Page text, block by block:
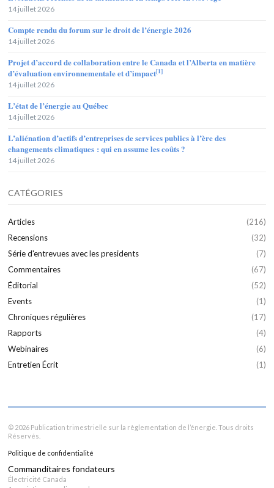
14 juillet 2026
Compte rendu du forum sur le droit de l’énergie 2026
14 juillet 2026
Projet d’accord de collaboration entre le Canada et l’Alberta en matière
d’évaluation environnementale et d’impact[1]
14 juillet 2026
L’état de l’énergie au Québec
14 juillet 2026
L’aliénation d’actifs d’entreprises de services publics à l’ère des
changements climatiques : qui en assume les coûts ?
14 juillet 2026
CATÉGORIES
Articles
(216)
Recensions
(32)
Série d'entrevues avec les presidents
(7)
Commentaires
(67)
Éditorial
(52)
Events
(1)
Chroniques régulières
(17)
Rapports
(4)
Webinaires
(6)
Entretien Écrit
(1)
© 2026 Publication trimestrielle sur la règlementation de l’énergie. Tous droits
Réservés.
Politique de confidentialité
Commanditaires fondateurs
Électricité Canada